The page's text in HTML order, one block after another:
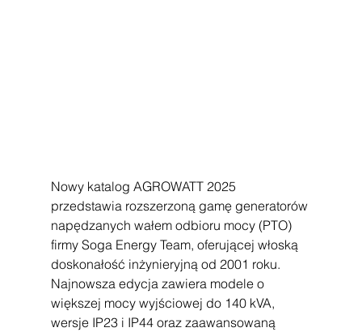
Nowy katalog AGROWATT 2025
przedstawia rozszerzoną gamę generatorów
napędzanych wałem odbioru mocy (PTO)
firmy Soga Energy Team, oferującej włoską
doskonałość inżynieryjną od 2001 roku.
Najnowsza edycja zawiera modele o
większej mocy wyjściowej do 140 kVA,
wersje IP23 i IP44 oraz zaawansowaną